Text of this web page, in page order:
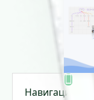
Навигация